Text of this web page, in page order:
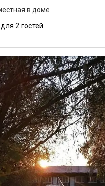
в доме
для 2 гостей